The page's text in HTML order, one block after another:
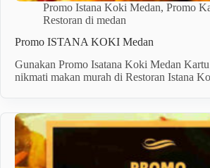
Promo Istana Koki Medan, Promo
Restoran di medan
Promo ISTANA KOKI Medan
Gunakan Promo Isatana Koki Medan
nikmati makan murah di Restoran Istana